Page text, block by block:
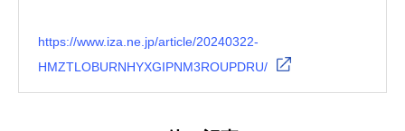
https://www.iza.ne.jp/article/20240322-
HMZTLOBURNHYXGIPNM3ROUPDRU/